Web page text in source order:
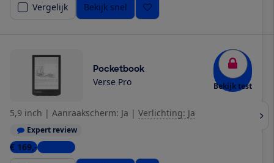
Vergelijk
Bekijk snel
Pocketbook
Verse Pro Bekijk test
5,9 inch | Aanraakscherm: Ja | Verlichting: Ja
Expert review
€ 169,-4 winkels